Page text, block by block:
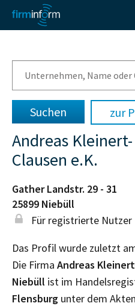
zur
Andreas Kleinert-
Clausen e.K.
Gather Landstr. 29 - 31
25899 Niebüll
Für registrierte Nutzer
Das Profil wurde zuletzt
Die Firma Andreas
Niebüll ist im
Flensburg unter dem